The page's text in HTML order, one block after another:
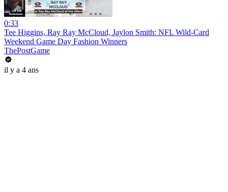
0:33
Tee Higgins, Ray Ray McCloud, Jaylon Smith: NFL Wild-Card
Weekend Game Day Fashion Winners
ThePostGame
il y a 4 ans